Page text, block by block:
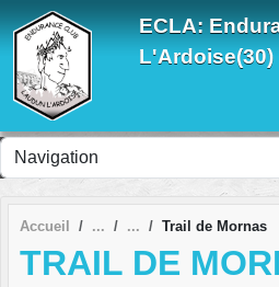
ECLA:
L'Ardoise(30)
Accueil Trail de Mornas
TRAIL DE
Panneau de gestion des cookies